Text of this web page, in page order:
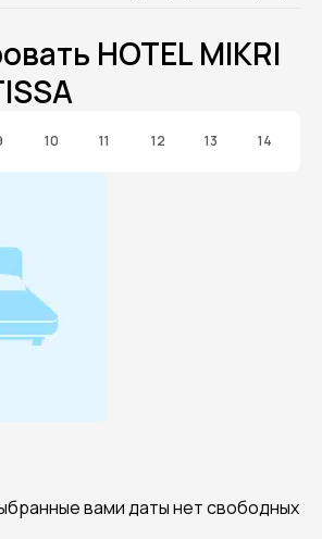
HOTEL MIKRI
10 11 12 13 14
вами даты нет свободных